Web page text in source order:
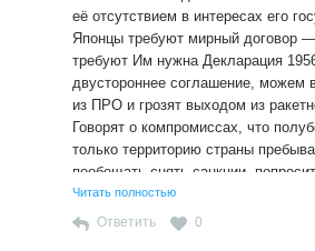
её отсутствием в интересах его
Японцы требуют мирный договор
требуют Им нужна Декларация
двустороннее соглашение, можем
из ПРО и грозят выходом из
Говорят о компромиссах, что
только территорию страны
пообещать снять санкции,
на Курилах свои базы и даже
посягать на Сахалин, да мало ли
Читать полностью
Ответить 0